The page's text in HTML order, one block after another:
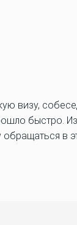
визу,
быстро.
в